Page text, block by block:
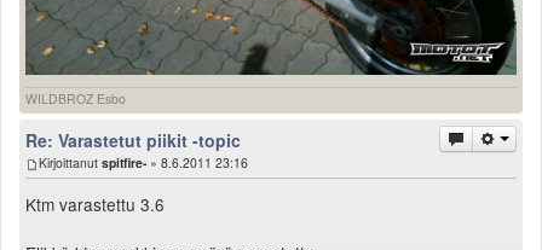
WILDBROZ Esbo
Re: Varastetut piikit -topic
Kirjoittanut spitfire- » 8.6.2011 23:16
Ktm varastettu 3.6